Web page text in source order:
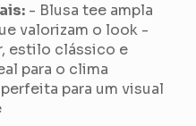
- Blusa tee ampla
valorizam o look -
estilo clássico e
para o clima
para um visual